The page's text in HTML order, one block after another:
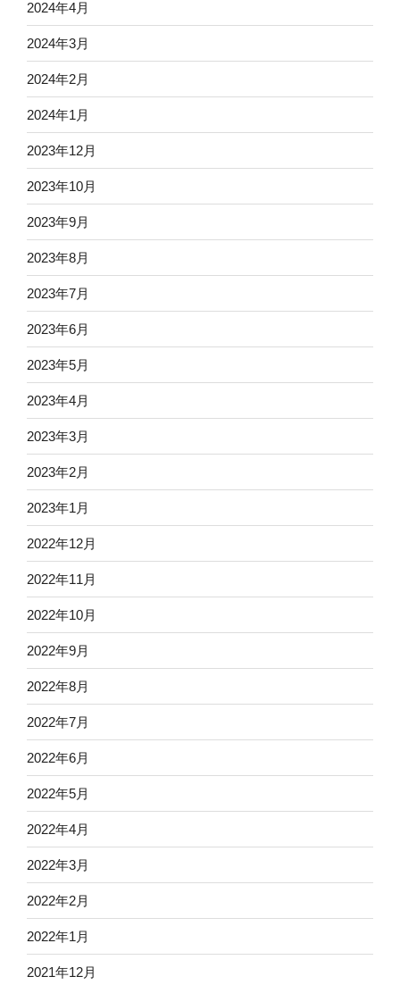
2024年4月
2024年3月
2024年2月
2024年1月
2023年12月
2023年10月
2023年9月
2023年8月
2023年7月
2023年6月
2023年5月
2023年4月
2023年3月
2023年2月
2023年1月
2022年12月
2022年11月
2022年10月
2022年9月
2022年8月
2022年7月
2022年6月
2022年5月
2022年4月
2022年3月
2022年2月
2022年1月
2021年12月